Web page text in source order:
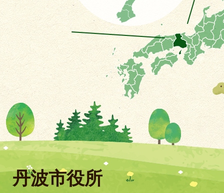
丹波市役所